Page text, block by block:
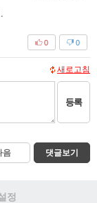
0
0
새로고침
등록
음 댓글보기
정